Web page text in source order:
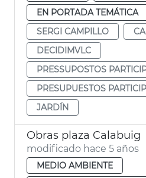
EN PORTADA TEMÁTICA
SERGI CAMPILLO
DECIDIMVLC
PRESSUPOSTOS
PRESUPUESTOS
JARDÍN
Obras plaza Calabuig
modificado hace 5 años
MEDIO AMBIENTE